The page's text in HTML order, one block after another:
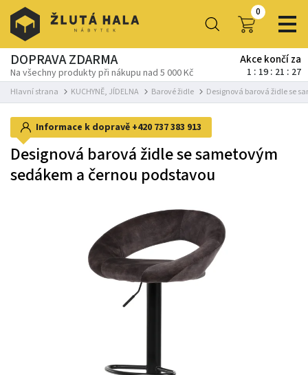
0
DOPRAVA ZDARMA
Na všechny produkty při nákupu nad 5 000 Kč
Akce končí za
1 19 21 27
Hlavní strana KUCHYNĚ, JÍDELNA Barové židle Designová barová židle se
Informace k dopravě +420 737 383 913
Designová barová židle se sametovým
sedákem a černou podstavou